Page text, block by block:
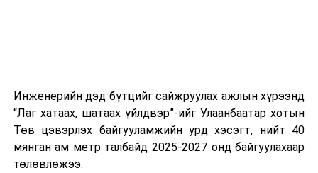
өдөр тутмын ажлын бэлэн байдлыг хангах зэрэг
практик ур чадварыг сургалтын хөтөлбөрт тусгажээ.
Сургалтыг танилцуулах лекц, асуулт-хариулт,
жишээнд суурилсан сургалт, багаар ажиллах дасгал,
Инженерийн дэд бүтцийг сайжруулах ажлын хүрээнд
“Лаг хатаах, шатаах үйлдвэр”-ийг Улаанбаатар хотын
Төв цэвэрлэх байгууламжийн урд хэсэгт, нийт 40
мянган ам метр талбайд 2025-2027 онд байгуулахаар
төлөвлөжээ.